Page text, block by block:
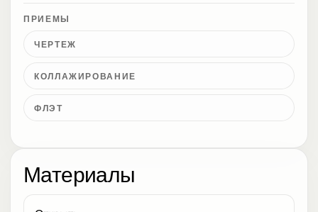
ПРИЕМЫ
ЧЕРТЕЖ
КОЛЛАЖИРОВАНИЕ
ФЛЭТ
Материалы